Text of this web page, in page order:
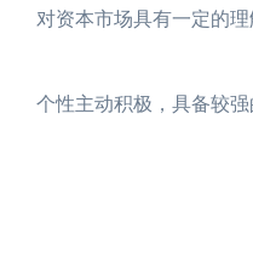
对资本市场具有一定的
个性主动积极，具备较